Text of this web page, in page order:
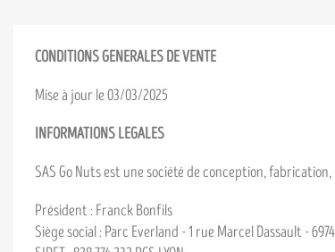
CONDITIONS GENERALES DE VENTE
Mise à jour le 03/03/2025
INFORMATIONS LEGALES
SAS Go Nuts est une société de conception,
Président : Franck Bonfils
Siège social : Parc Everland - 1 rue Marcel Dassault -